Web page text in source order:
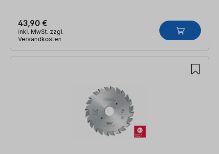
43,90 €
inkl. MwSt. zzgl.
Versandkosten